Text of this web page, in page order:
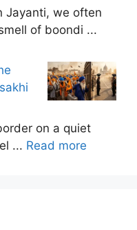
Jayanti, we often
of boondi ...
on a quiet
... Read more